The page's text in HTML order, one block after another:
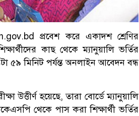
প্রবেশ করে একাদশ শ্রেণির
কাছ থেকে ম্যানুয়ালি ভর্তির
৫৯ মিনিট পর্যন্ত অনলাইন আবেদন বন্ধ
উত্তীর্ণ হয়েছে, তারা বোর্ডে ম্যানুয়ালি
থেকে পাস করা শিক্ষার্থী ভর্তির